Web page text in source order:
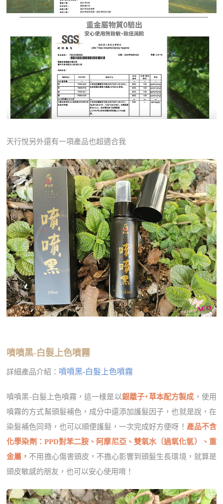
天行悅另外還有一項產品也超適合我
噴噴黑-白髮上色噴霧
詳細產品介紹： 噴噴黑-白髮上色噴霧
噴噴黑-白髮上色噴霧，這一樣是以銀離子+草本配方製成 ，使用
噴霧的方式幫頭髮補色，成分中還添加護髮因子，也就是說，在
染髮補色同時，也可以順便護髮，一次完成好方便呀！ 產品不含
化學染劑：PPD對苯二胺、阿摩尼亞、雙氧水（過氧化氫）、重
金屬， 不用擔心傷害頭皮，不擔心影響到頭髮生長環境，就算是
頭皮敏感的朋友，也可以安心使用唷！